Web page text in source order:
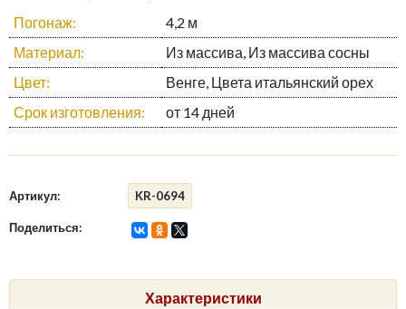
Погонаж:
4,2 м
Материал:
Из массива, Из массива сосны
Цвет:
Венге, Цвета итальянский орех
Срок изготовления:
от 14 дней
Артикул: KR-0694
Поделиться:
Характеристики